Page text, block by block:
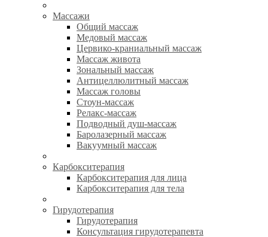
Массажи
Общий массаж
Медовый массаж
Цервико-краниальный массаж
Массаж живота
Зональный массаж
Антицеллюлитный массаж
Массаж головы
Стоун-массаж
Релакс-массаж
Подводный душ-массаж
Баролазерный массаж
Вакуумный массаж
Карбокситерапия
Карбокситерапия для лица
Карбокситерапия для тела
Гирудотерапия
Гирудотерапия
Консультация гирудотерапевта